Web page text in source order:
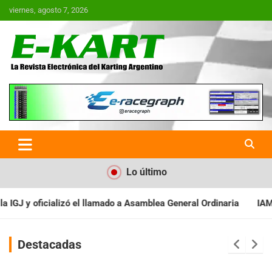
Saltar
al
viernes, agosto 7, 2026
E-Kart.com.ar | La Revista
Electrónica del Karting en
Argentina
Lo último
General Ordinaria IAME SERIES ARGENTINA:
Destacadas